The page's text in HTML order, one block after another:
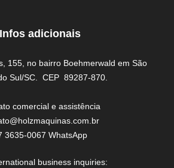
Infos adicionais
155, no bairro Boehmerwald em São
Sul/SC. CEP 89287-870.
comercial e assistência
3635-0067 WhatsApp
business inquiries: